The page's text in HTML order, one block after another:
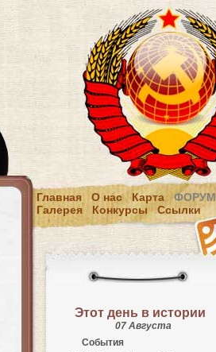
Главная О нас Карта
ФОРУМ
Галерея
Конкурсы Ссылки
Этот день в истории
07 Августа
События